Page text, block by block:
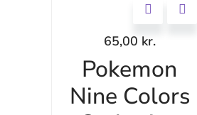
65,00 kr.
Pokemon
Nine Colors